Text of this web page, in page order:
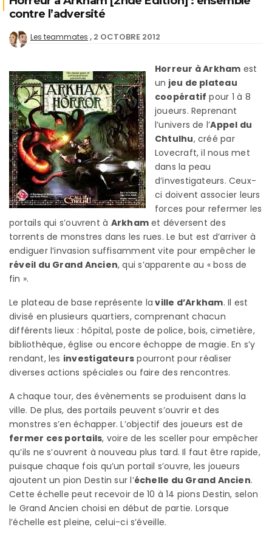
contre l’adversité
Les teammates 2 OCTOBRE 2012
Horreur à Arkham est
un jeu de plateau
coopératif pour 1 à 8
joueurs. Reprenant
l’univers de l’Appel du
Chtulhu, créé par
Lovecraft, il nous met
dans la peau
d’investigateurs. Ceux-
ci doivent associer leurs
forces pour refermer les
portails qui s’ouvrent à Arkham et déversent des
torrents de monstres dans les rues. Le but est d’arriver à
endiguer l’invasion suffisamment vite pour empêcher le
réveil du Grand Ancien, qui s’apparente au « boss de
fin ».
Le plateau de base représente la ville d’Arkham. Il est
divisé en plusieurs quartiers, comprenant chacun
différents lieux : hôpital, poste de police, bois, cimetière,
bibliothèque, église ou encore échoppe de magie. En s’y
rendant, les investigateurs pourront pour réaliser
diverses actions spéciales ou faire des rencontres.
A chaque tour, des évènements se produisent dans la
ville. De plus, des portails peuvent s’ouvrir et des
monstres s’en échapper. L’objectif des joueurs est de
fermer ces portails, voire de les sceller pour empêcher
qu’ils ne s’ouvrent à nouveau plus tard. Il faut être rapide,
puisque chaque fois qu’un portail s’ouvre, les joueurs
ajoutent un pion Destin sur l’échelle du Grand Ancien.
Cette échelle peut recevoir de 10 à 14 pions Destin, selon
le Grand Ancien choisi en début de partie. Lorsque
l’échelle est pleine, celui-ci s’éveille.